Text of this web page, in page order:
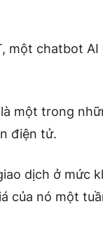
một chatbot
là một trong
điện tử.
dịch ở mức
của nó một